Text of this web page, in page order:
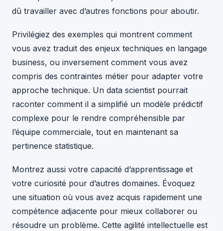
dû travailler avec d’autres fonctions pour aboutir.
Privilégiez des exemples qui montrent comment
vous avez traduit des enjeux techniques en langage
business, ou inversement comment vous avez
compris des contraintes métier pour adapter votre
approche technique. Un data scientist pourrait
raconter comment il a simplifié un modèle prédictif
complexe pour le rendre compréhensible par
l’équipe commerciale, tout en maintenant sa
pertinence statistique.
Montrez aussi votre capacité d’apprentissage et
votre curiosité pour d’autres domaines. Évoquez
une situation où vous avez acquis rapidement une
compétence adjacente pour mieux collaborer ou
résoudre un problème. Cette agilité intellectuelle est